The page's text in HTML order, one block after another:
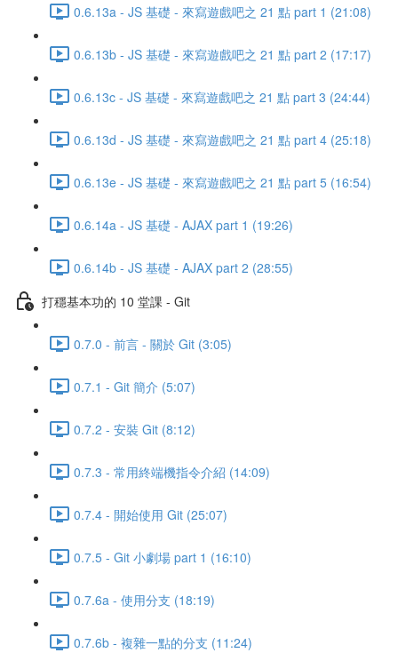
0.6.13a - JS 基礎 - 來寫遊戲吧之 21 點 part 1 (21:08)
0.6.13b - JS 基礎 - 來寫遊戲吧之 21 點 part 2 (17:17)
0.6.13c - JS 基礎 - 來寫遊戲吧之 21 點 part 3 (24:44)
0.6.13d - JS 基礎 - 來寫遊戲吧之 21 點 part 4 (25:18)
0.6.13e - JS 基礎 - 來寫遊戲吧之 21 點 part 5 (16:54)
0.6.14a - JS 基礎 - AJAX part 1 (19:26)
0.6.14b - JS 基礎 - AJAX part 2 (28:55)
打穩基本功的 10 堂課 - Git
0.7.0 - 前言 - 關於 Git (3:05)
0.7.1 - Git 簡介 (5:07)
0.7.2 - 安裝 Git (8:12)
0.7.3 - 常用終端機指令介紹 (14:09)
0.7.4 - 開始使用 Git (25:07)
0.7.5 - Git 小劇場 part 1 (16:10)
0.7.6a - 使用分支 (18:19)
0.7.6b - 複雜一點的分支 (11:24)